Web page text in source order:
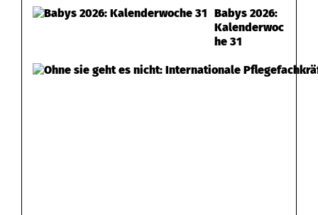
Babys 2026:
Kalenderwoc
he 31